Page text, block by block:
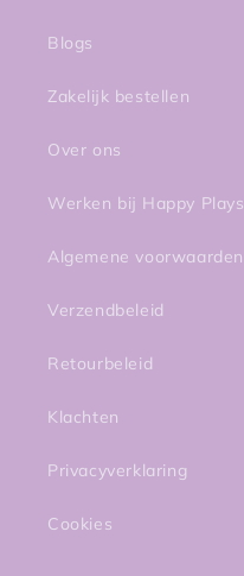
Blogs
Zakelijk bestellen
Over ons
Werken bij Happy Plays
Algemene voorwaarden
Verzendbeleid
Retourbeleid
Klachten
Privacyverklaring
Cookies